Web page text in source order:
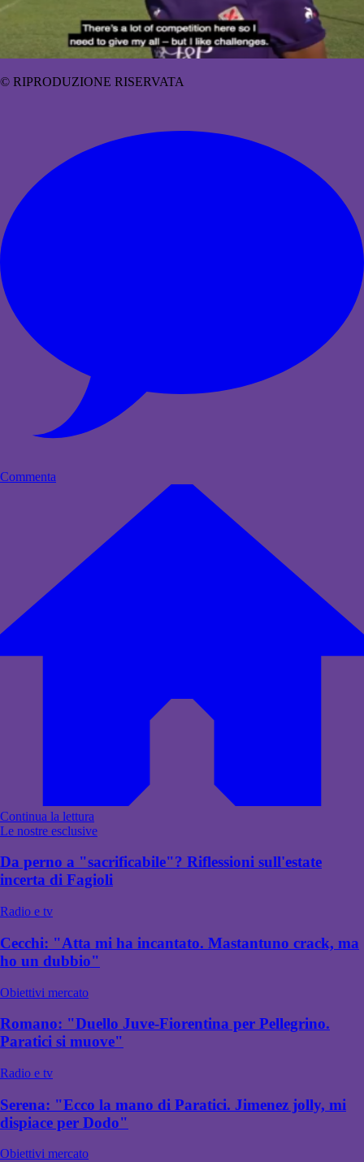
© RIPRODUZIONE RISERVATA
Commenta
Continua la lettura
Le nostre esclusive
Da perno a "sacrificabile"? Riflessioni sull'estate
incerta di Fagioli
Radio e tv
Cecchi: "Atta mi ha incantato. Mastantuno crack, ma
ho un dubbio"
Obiettivi mercato
Romano: "Duello Juve-Fiorentina per Pellegrino.
Paratici si muove"
Radio e tv
Serena: "Ecco la mano di Paratici. Jimenez jolly, mi
dispiace per Dodo"
Obiettivi mercato